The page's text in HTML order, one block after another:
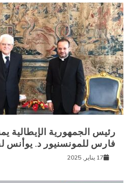
رئيس الجمهورية الإيطالية
فارس للمونسنيور د. يوأنس
17 يناير, 2025